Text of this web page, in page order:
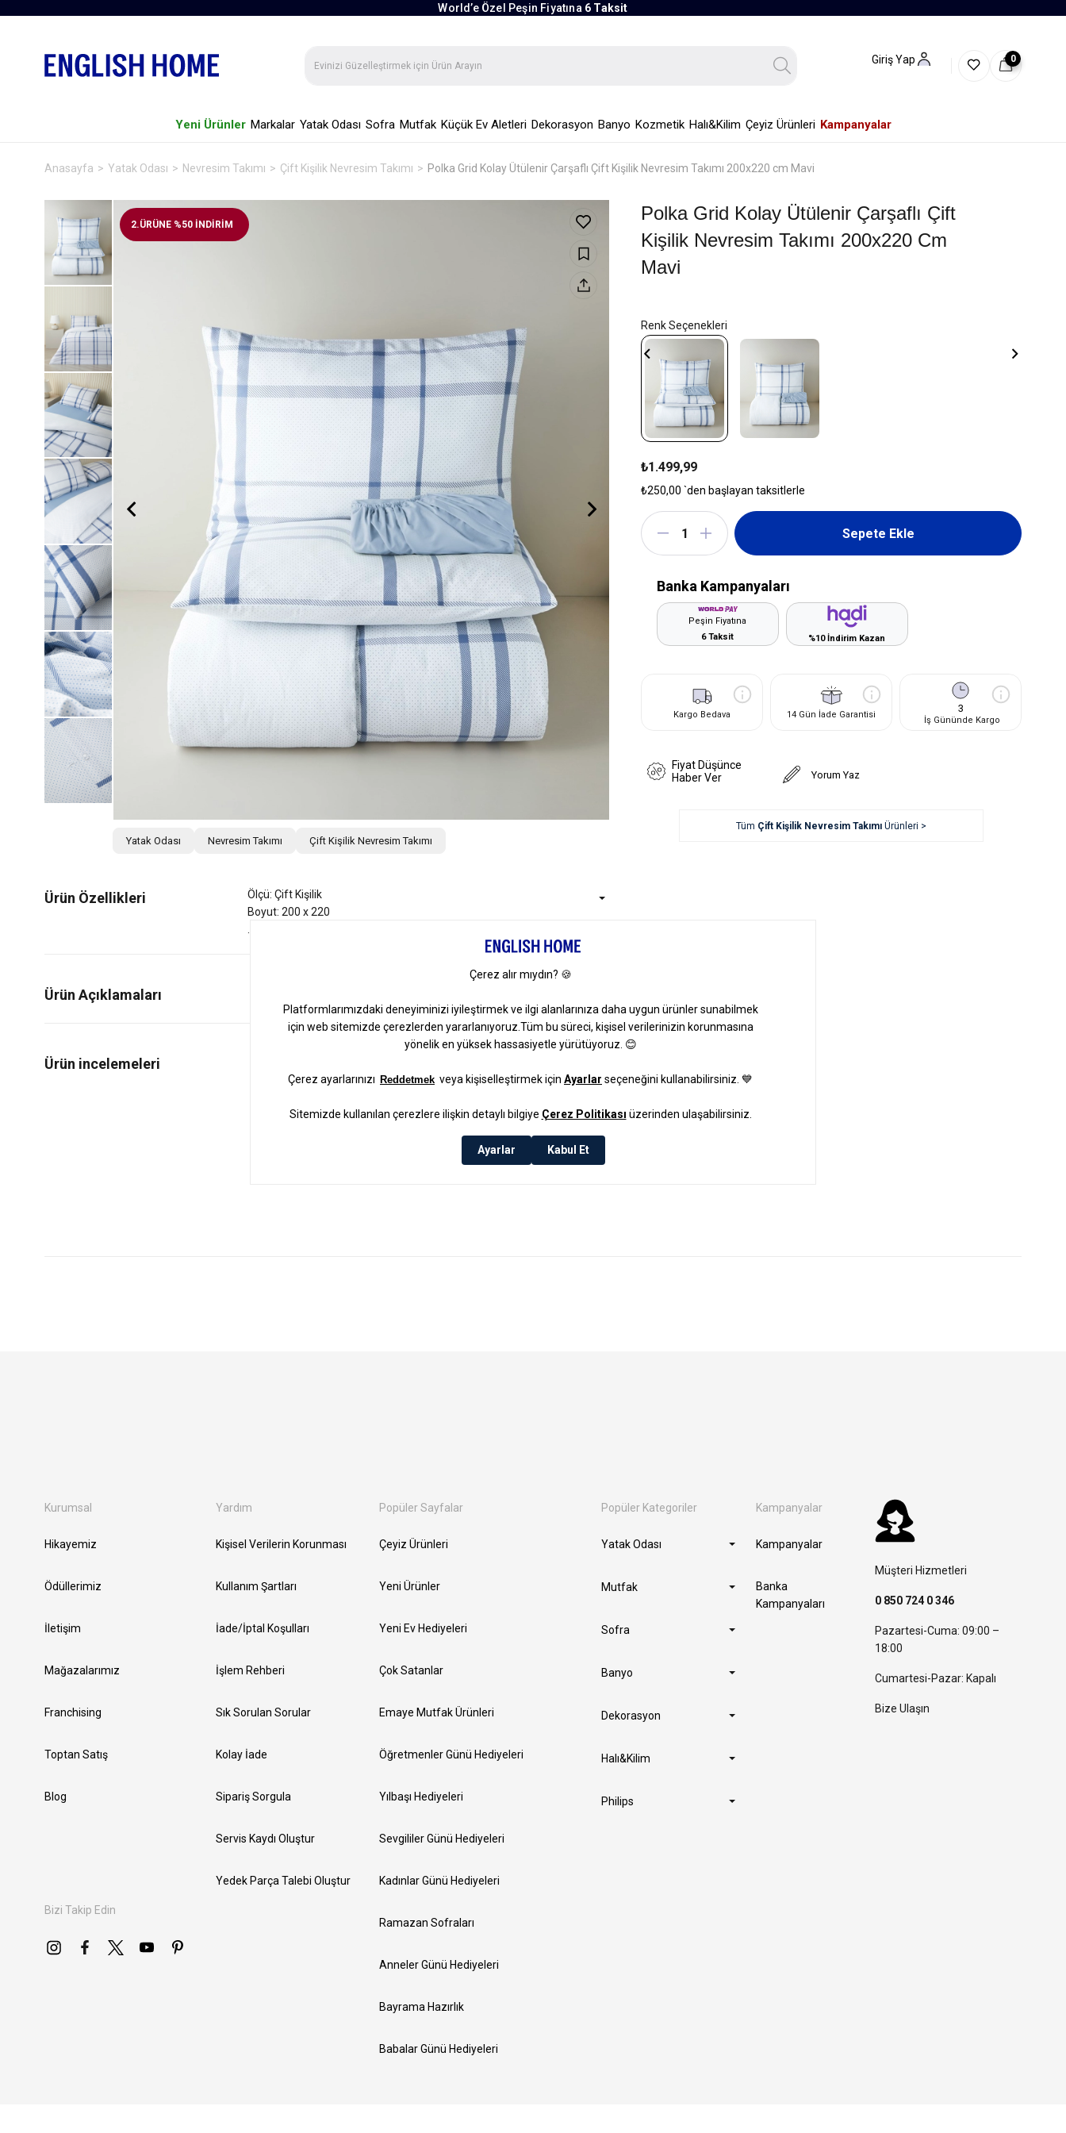
World’e Özel Peşin Fiyatına 6 Taksit
Giriş Yap 0
Yeni Ürünler Markalar Yatak Odası Sofra Mutfak Küçük Ev Aletleri Dekorasyon Banyo Kozmetik Halı&Kilim Çeyiz Ürünleri Kampanyalar
Anasayfa Yatak Odası Nevresim Takımı Çift Kişilik Nevresim Takımı Polka Grid Kolay Ütülenir Çarşaflı Çift Kişilik Nevresim Takımı 200x220 cm Mavi
2.ÜRÜNE %50 İNDİRİM
Yatak Odası Nevresim Takımı Çift Kişilik Nevresim Takımı
Ürün Özellikleri
Ölçü: Çift Kişilik
Boyut: 200 x 220
Ürün Açıklamaları
Polka Grid Kolay Ütülenir Çarşaflı Çift
Kişilik Nevresim Takımı 200x220 Cm
Mavi
₺1.499,99
₺250,00 `den başlayan taksitlerle
Banka Kampanyaları
Peşin Fiyatına
6 Taksit
%10 İndirim Kazan
Kargo Bedava 14 Gün İade Garantisi 3
İş Gününde Kargo
Fiyat Düşünce
Haber Ver
Yorum Yaz
Tüm Çift Kişilik Nevresim Takımı Ürünleri >
Kurumsal
Hikayemiz
Ödüllerimiz
İletişim
Mağazalarımız
Franchising
Toptan Satış
Blog
Bizi Takip Edin
Yardım
Kişisel Verilerin Korunması
Kullanım Şartları
İade/İptal Koşulları
İşlem Rehberi
Sık Sorulan Sorular
Kolay İade
Sipariş Sorgula
Servis Kaydı Oluştur
Yedek Parça Talebi Oluştur
Popüler Sayfalar
Çeyiz Ürünleri
Yeni Ürünler
Yeni Ev Hediyeleri
Çok Satanlar
Emaye Mutfak Ürünleri
Öğretmenler Günü Hediyeleri
Yılbaşı Hediyeleri
Sevgililer Günü Hediyeleri
Kadınlar Günü Hediyeleri
Ramazan Sofraları
Anneler Günü Hediyeleri
Bayrama Hazırlık
Babalar Günü Hediyeleri
Popüler Kategoriler
Yatak Odası
Mutfak
Sofra
Banyo
Dekorasyon
Halı&Kilim
Philips
Kampanyalar
Kampanyalar
Banka
Kampanyaları
Müşteri Hizmetleri
0 850 724 0 346
Pazartesi-Cuma: 09:00 –
18:00
Cumartesi-Pazar: Kapalı
Bize Ulaşın